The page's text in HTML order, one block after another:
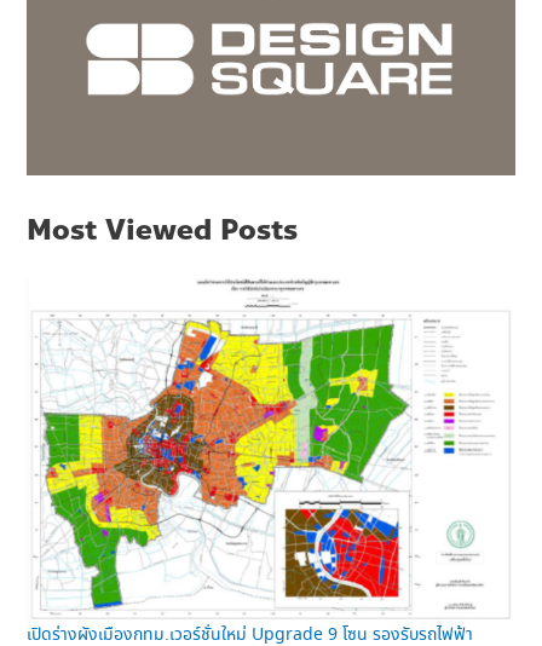
Most Viewed Posts
เปิดร่างผังเมืองกทม.เวอร์ชั่นใหม่ Upgrade 9 โซน รองรับรถไฟฟ้า